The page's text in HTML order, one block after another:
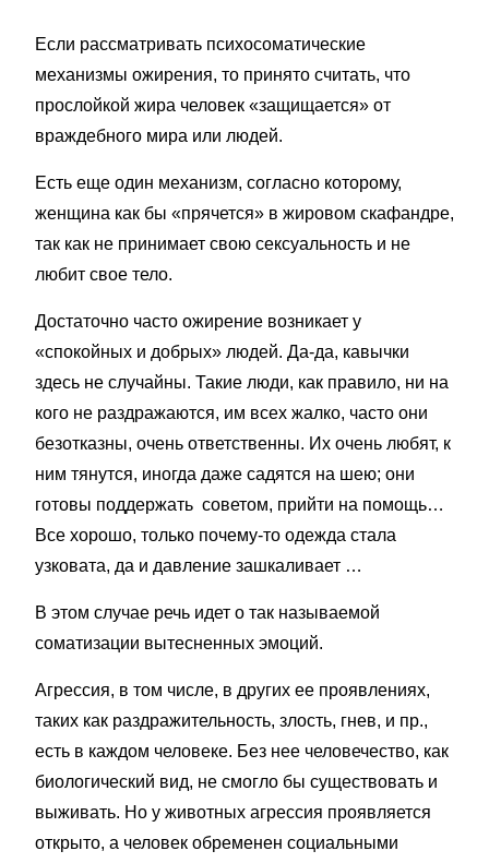
Если рассматривать психосоматические
механизмы ожирения, то принято считать, что
прослойкой жира человек «защищается» от
враждебного мира или людей.
Есть еще один механизм, согласно которому,
женщина как бы «прячется» в жировом скафандре,
так как не принимает свою сексуальность и не
любит свое тело.
Достаточно часто ожирение возникает у
«спокойных и добрых» людей. Да-да, кавычки
здесь не случайны. Такие люди, как правило, ни на
кого не раздражаются, им всех жалко, часто они
безотказны, очень ответственны. Их очень любят, к
ним тянутся, иногда даже садятся на шею; они
готовы поддержать советом, прийти на помощь…
Все хорошо, только почему-то одежда стала
узковата, да и давление зашкаливает …
В этом случае речь идет о так называемой
соматизации вытесненных эмоций.
Агрессия, в том числе, в других ее проявлениях,
таких как раздражительность, злость, гнев, и пр.,
есть в каждом человеке. Без нее человечество, как
биологический вид, не смогло бы существовать и
выживать. Но у животных агрессия проявляется
открыто, а человек обременен социальными